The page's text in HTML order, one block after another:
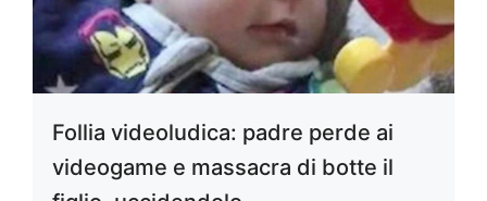
Follia videoludica: padre perde ai
videogame e massacra di botte il